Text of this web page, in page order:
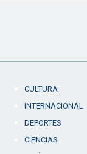
CULTURA
INTERNACIONAL
DEPORTES
CIENCIAS